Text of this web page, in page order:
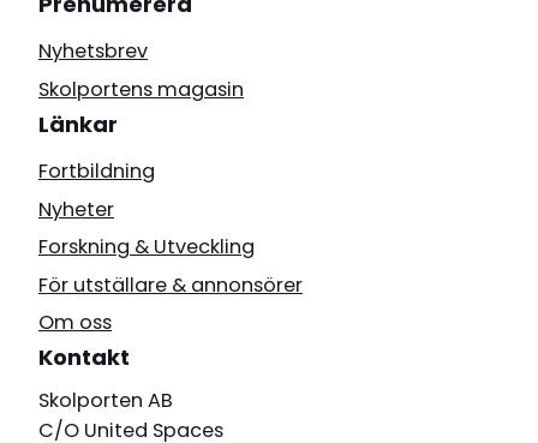
Nyhetsbrev
Skolportens magasin
Länkar
Fortbildning
Nyheter
Forskning & Utveckling
För utställare & annonsörer
Om oss
Kontakt
Skolporten AB
C/O United Spaces